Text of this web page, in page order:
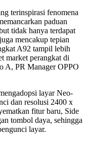
terinspirasi fenomena
paduan
tidak hanya terdapat
mencakup tepian
A92 tampil lebih
market perangkat di
A, PR Manager OPPO
layar Neo-
dan resolusi 2400 x
fitur baru, Side
tombol daya, sehingga
layar.